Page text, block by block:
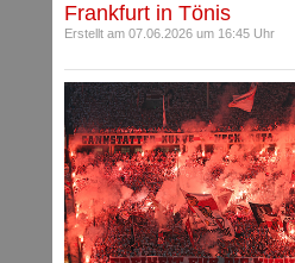
Frankfurt in Tönis
Erstellt am 07.06.2026 um 16:45 Uhr